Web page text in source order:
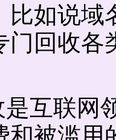
比如说域
门回收
互联网